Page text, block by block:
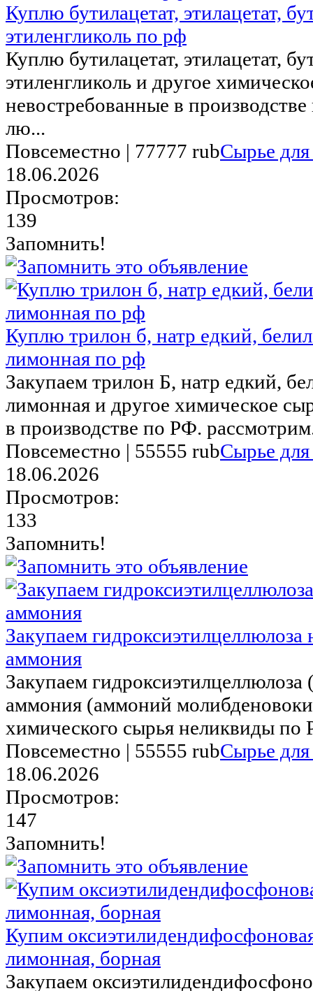
Куплю бутилацетат, этилацетат,
этиленгликоль по рф
Куплю бутилацетат, этилацетат,
этиленгликоль и другое
невостребованные в
лю...
Повсеместно | 77777 rubСырье для
18.06.2026
Просмотров:
139
Запомнить!
Куплю трилон б, натр едкий,
лимонная по рф
Закупаем трилон Б, натр едкий,
лимонная и другое химическое
в производстве по РФ.
Повсеместно | 55555 rubСырье для
18.06.2026
Просмотров:
133
Запомнить!
Закупаем гидроксиэтилцеллюлоза
аммония
Закупаем гидроксиэтилцеллюлоза
аммония (аммоний
химического сырья неликвиды по
Повсеместно | 55555 rubСырье для
18.06.2026
Просмотров:
147
Запомнить!
Купим
лимонная, борная
Закупаем